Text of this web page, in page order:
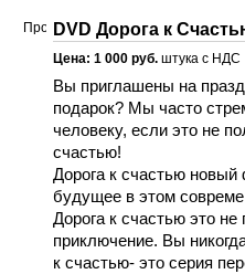
DVD Дорога к
Цена: 1 000 руб. штука с НДС
Вы приглашены на
подарок? Мы часто
человеку, если это не
счастью!
Дорога к счастью
будущее в этом
Дорога к счастью это
приключение. Вы
к счастью- это серия